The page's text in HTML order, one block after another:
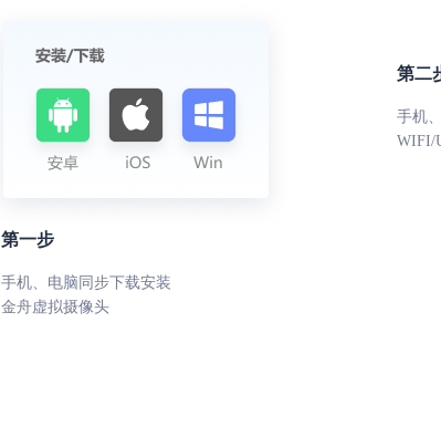
第一步
手机、电脑同步下载安装
金舟虚拟摄像头
第二
手机
WIFI/